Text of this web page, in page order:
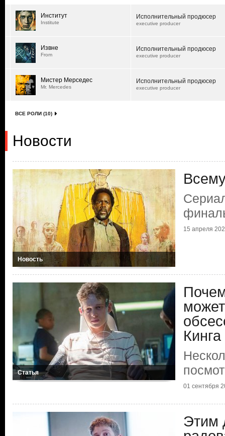
Институт
Institute
Исполнительный продюсер
executive producer
Извне
From
Исполнительный продюсер
executive producer
Мистер Мерседес
Mr. Mercedes
Исполнительный продюсер
executive producer
ВСЕ РОЛИ (10)
Новости
Новость
15 апреля
Статья
Кинга
01 сентября
Этим